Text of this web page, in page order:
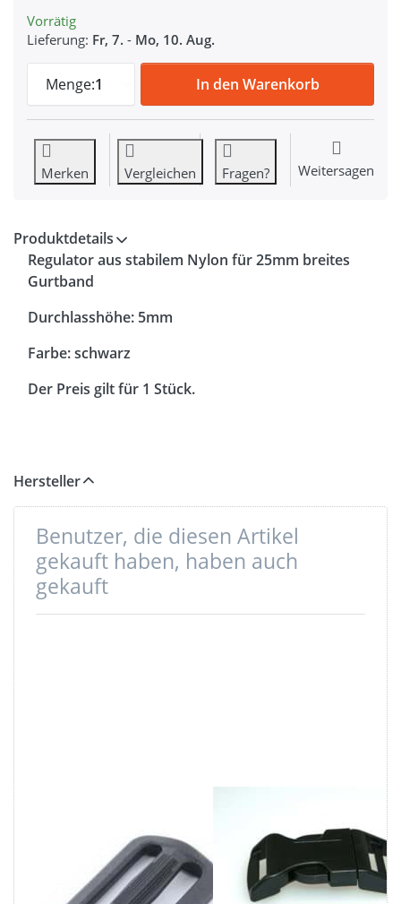
Vorrätig
Lieferung: Fr, 7. - Mo, 10. Aug.
Menge:1
Regulator aus Nylon - 25mm Durchlass -
In den Warenkorb
Merken Vergleichen Fragen? Weitersagen
Produktdetails
Regulator aus stabilem Nylon für 25mm breites
Gurtband
Durchlasshöhe: 5mm
Farbe: schwarz
Der Preis gilt für 1 Stück.
Hersteller
Benutzer, die diesen Artikel
gekauft haben, haben auch
gekauft
Nylon - 20mm
Durchlass - 1
Stück
Steckschließer -
25mm
Durchlass - 1